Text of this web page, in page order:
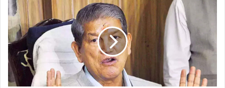
ग्रहण
में
नहीं
बुलाया
सम्मान
सेःहरदा